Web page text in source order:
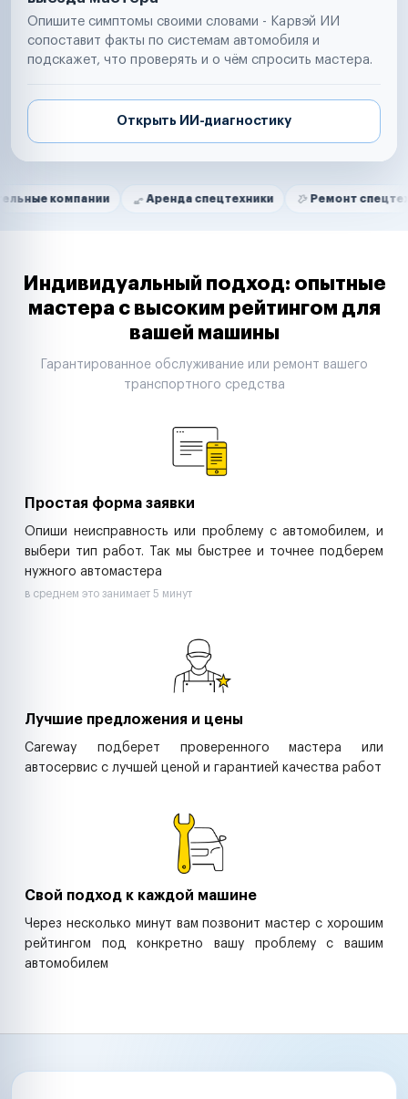
Опишите симптомы своими словами - Карвэй ИИ
сопоставит факты по системам автомобиля и
подскажет, что проверять и о чём спросить мастера.
Открыть ИИ-диагностику
Нам доверяют
Аренда спецтехники Ремонт спецтехники
Маркетплейсы
Таксопарки
Автодилеры
Строительные компании
Аренда спецтехники
Индивидуальный подход: опытные
мастера с высоким рейтингом для
вашей машины
Гарантированное обслуживание или ремонт вашего
транспортного средства
Простая форма заявки
Опиши неисправность или проблему с автомобилем, и
выбери тип работ. Так мы быстрее и точнее подберем
нужного автомастера
в среднем это занимает 5 минут
Лучшие предложения и цены
Careway подберет проверенного мастера или
автосервис с лучшей ценой и гарантией качества работ
Свой подход к каждой машине
Через несколько минут вам позвонит мастер с хорошим
рейтингом под конкретно вашу проблему с вашим
автомобилем